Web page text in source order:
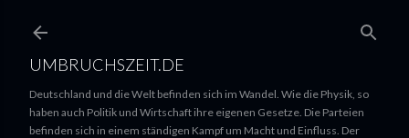
UMBRUCHSZEIT.DE
Deutschland und die Welt befinden sich im Wandel. Wie die Physik, so
haben auch Politik und Wirtschaft ihre eigenen Gesetze. Die Parteien
befinden sich in einem ständigen Kampf um Macht und Einfluss. Der